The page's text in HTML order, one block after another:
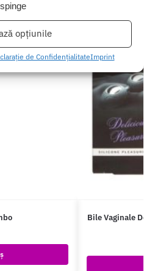
opțiunile
de ConfidențialitateImprint
Bile Vaginale